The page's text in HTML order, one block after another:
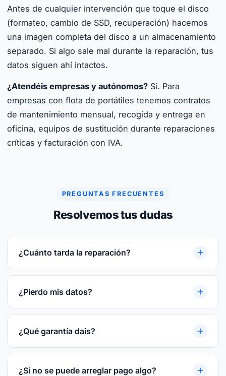
Antes de cualquier intervención que toque el disco
(formateo, cambio de SSD, recuperación) hacemos
una imagen completa del disco a un almacenamiento
separado. Si algo sale mal durante la reparación, tus
datos siguen ahí intactos.
¿Atendéis empresas y autónomos? Sí. Para
empresas con flota de portátiles tenemos contratos
de mantenimiento mensual, recogida y entrega en
oficina, equipos de sustitución durante reparaciones
críticas y facturación con IVA.
PREGUNTAS FRECUENTES
Resolvemos tus dudas
¿Cuánto tarda la reparación?
Reparaciones rápidas. Te damos plazo cerrado
tras el diagnóstico gratuito. Te damos plazo
¿Pierdo mis datos?
En la mayoría de las reparaciones, no. Si hay
riesgo te avisamos antes y hacemos backup
¿Qué garantía dais?
3 meses por escrito sobre la pieza reparada o
sustituida y sobre la mano de obra.
¿Si no se puede arreglar pago algo?